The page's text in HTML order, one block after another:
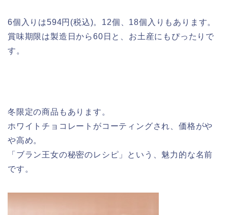
6個入りは594円(税込)。12個、18個入りもあります。
賞味期限は製造日から60日と、お土産にもぴったりで
す。
冬限定の商品もあります。
ホワイトチョコレートがコーティングされ、価格がや
や高め。
「ブラン王女の秘密のレシピ」という、魅力的な名前
です。